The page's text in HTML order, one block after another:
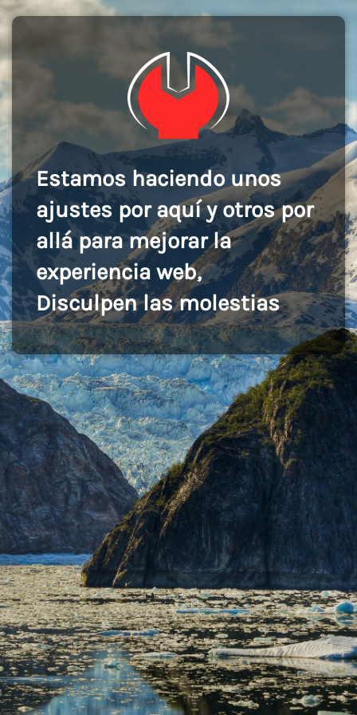
Estamos haciendo unos
ajustes por aquí y otros por
allá para mejorar la
experiencia web,
Disculpen las molestias